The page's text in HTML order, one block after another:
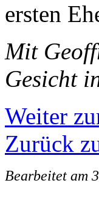
ersten
Mit
Gesicht
Weiter
Zurück
Bearbeitet am